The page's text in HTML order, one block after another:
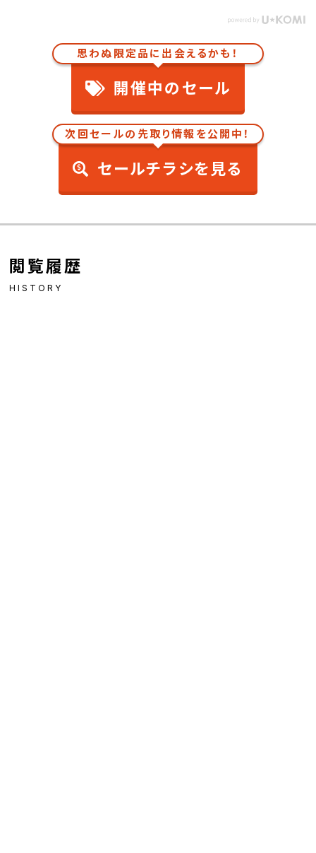
思わぬ限定品に出会えるかも！
開催中のセール
次回セールの先取り情報を公開中！
セールチラシを見る
閲覧履歴
HISTORY